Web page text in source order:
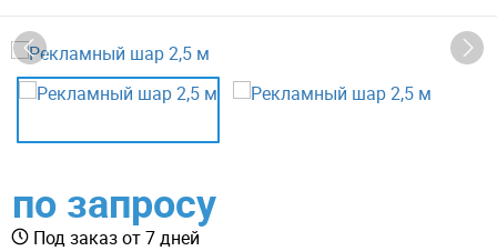
по запросу
Под заказ от 7 дней